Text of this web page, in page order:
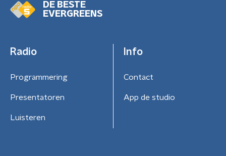
DE BESTE
EVERGREENS
Radio
Programmering
Presentatoren
Luisteren
Info
Contact
App de studio